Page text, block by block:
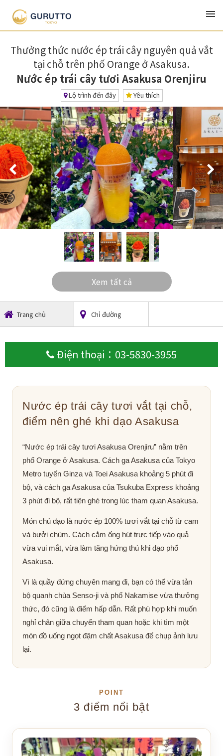
TOP
Nước ép trái cây tươi Asakusa Orenjiru
Thưởng thức nước ép trái cây nguyên quả vắt
tại chỗ trên phố Orange ở Asakusa.
Nước ép trái cây tươi Asakusa Orenjiru
Lộ trình đến đây Yêu thích
Xem tất cả
Trang chủ Chỉ đường
Điện thoại：03-5830-3955
Nước ép trái cây tươi vắt tại chỗ,
điểm nên ghé khi dạo Asakusa
“Nước ép trái cây tươi Asakusa Orenjiru” nằm trên
phố Orange ở Asakusa. Cách ga Asakusa của Tokyo
Metro tuyến Ginza và Toei Asakusa khoảng 5 phút đi
bộ, và cách ga Asakusa của Tsukuba Express khoảng
3 phút đi bộ, rất tiện ghé trong lúc tham quan Asakusa.
Món chủ đạo là nước ép 100% tươi vắt tại chỗ từ cam
và bưởi chùm. Cách cắm ống hút trực tiếp vào quả
vừa vui mắt, vừa làm tăng hứng thú khi dạo phố
Asakusa.
Vì là quầy đứng chuyên mang đi, bạn có thể vừa tản
bộ quanh chùa Senso-ji và phố Nakamise vừa thưởng
thức, đó cũng là điểm hấp dẫn. Rất phù hợp khi muốn
nghỉ chân giữa chuyến tham quan hoặc khi tìm một
món đồ uống ngọt đậm chất Asakusa để chụp ảnh lưu
lại.
POINT
3 điểm nổi bật